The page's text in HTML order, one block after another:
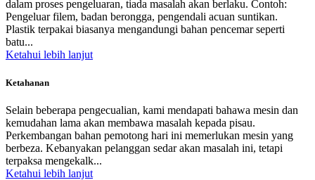
dalam proses pengeluaran, tiada masalah akan berlaku. Contoh:
Pengeluar filem, badan berongga, pengendali acuan suntikan.
Plastik terpakai biasanya mengandungi bahan pencemar seperti
batu...
Ketahui lebih lanjut
Ketahanan
Selain beberapa pengecualian, kami mendapati bahawa mesin dan
kemudahan lama akan membawa masalah kepada pisau.
Perkembangan bahan pemotong hari ini memerlukan mesin yang
berbeza. Kebanyakan pelanggan sedar akan masalah ini, tetapi
terpaksa mengekalk...
Ketahui lebih lanjut